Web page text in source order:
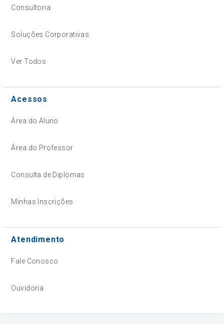
Consultoria
Soluções Corporativas
Ver Todos
Acessos
Área do Aluno
Área do Professor
Consulta de Diplomas
Minhas Inscrições
Atendimento
Fale Conosco
Ouvidoria